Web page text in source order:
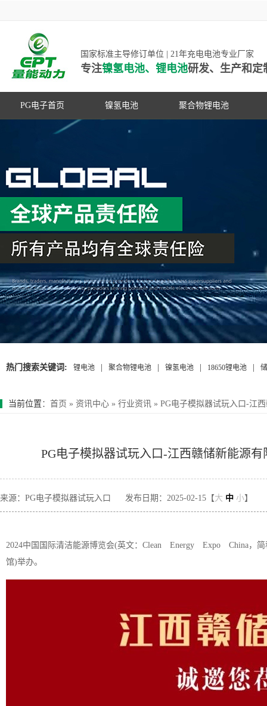
国家标准主导修订单位 | 21年充电电池专业厂家
专注镍氢电池、锂电池研发、生产和定
PG电子首页 镍氢电池 聚合物锂电池
高容量镍氢电池
超低自放电镍氢电池
动力镍氢电池
常规镍氢电池
PG游戏官网是镍氢电池国家标准主导
修订单位，并参与多项锂电池行业国
家标准的制定
热门搜索关键词: 锂电池 聚合物锂电池 镍氢电池 18650锂电池
当前位置 ： 首页 » 资讯中心 » 行业资讯 » PG电子模拟器试玩入口-江
PG电子模拟器试玩入口-江西赣储新能源
来源：PG电子模拟器试玩入口 发布日期：2025-02-15【大 中 小】
2024中国国际清洁能源博览会(英文：Clean Energy Expo China，简
馆)举办。